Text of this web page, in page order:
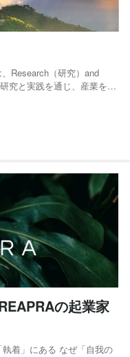
Research（研究）and
究と実践を通じ、産業を創
態から起業家に出資し、長
の起業家
着」にある なぜ「自我の